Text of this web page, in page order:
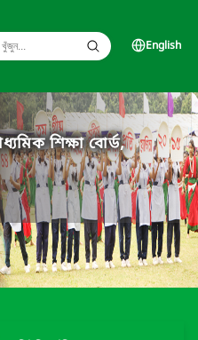
English
শিক্ষা বোর্ড,